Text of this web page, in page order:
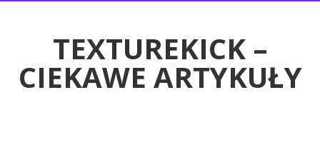
TEXTUREKICK –
CIEKAWE ARTYKUŁY